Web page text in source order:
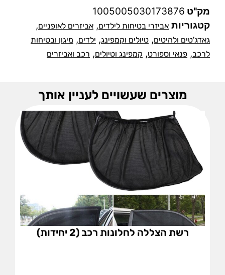
מק"ט 1005005030173876
קטגוריות אביזרי בטיחות לילדים, אביזרים לאופניים,
גאדג'טים ולהיטים, טיולים וקמפינג, ילדים, מיגון ובטיחות
לרכב, פנאי וספורט, קמפינג וטיולים, רכב ואביזרים
מוצרים שעשויים לעניין אותך
רשת הצללה לחלונות רכב (2 יחידות)